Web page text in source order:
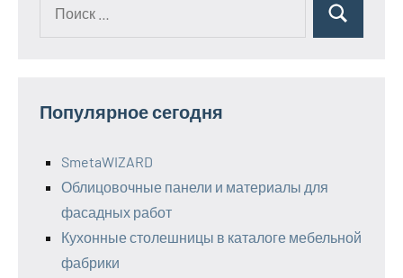
Поиск
Популярное сегодня
SmetaWIZARD
Облицовочные панели и материалы для
фасадных работ
Кухонные столешницы в каталоге мебельной
фабрики